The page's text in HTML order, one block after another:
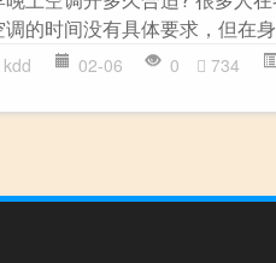
调的时间没有具体要求，但在
kdd 02-06 0 734